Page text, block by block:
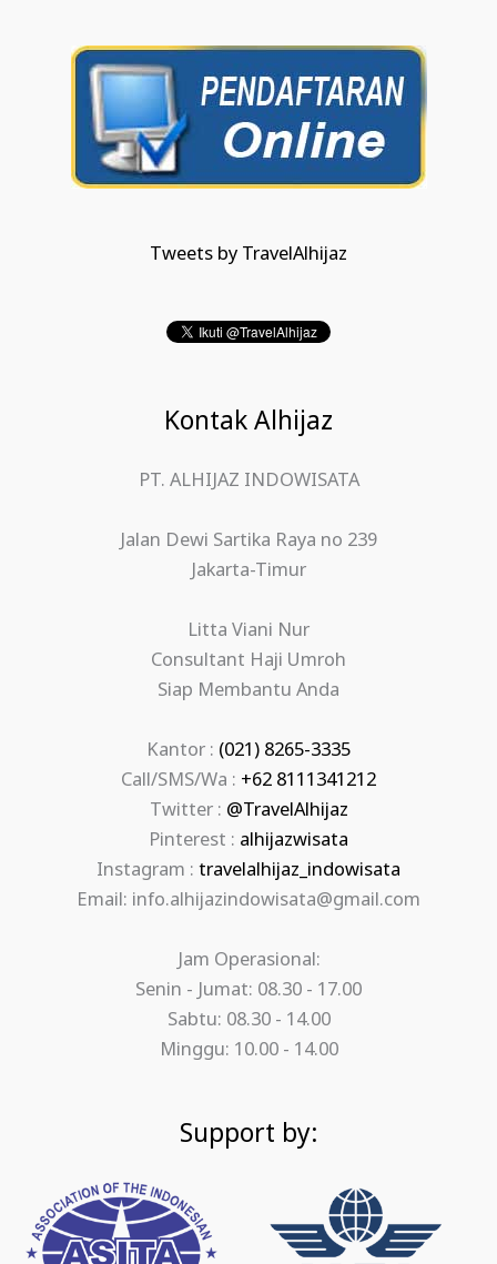
Tweets by TravelAlhijaz
Kontak Alhijaz
PT. ALHIJAZ INDOWISATA
Jalan Dewi Sartika Raya no 239
Jakarta-Timur
Litta Viani Nur
Consultant Haji Umroh
Siap Membantu Anda
Kantor : (021) 8265-3335
Call/SMS/Wa : +62 8111341212
Twitter : @TravelAlhijaz
Pinterest : alhijazwisata
Instagram : travelalhijaz_indowisata
Email: info.alhijazindowisata@gmail.com
Jam Operasional:
Senin - Jumat: 08.30 - 17.00
Sabtu: 08.30 - 14.00
Minggu: 10.00 - 14.00
Support by: